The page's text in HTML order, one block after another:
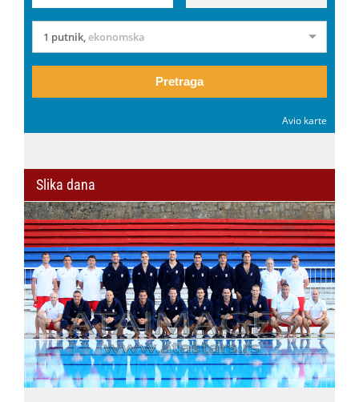
1 putnik,ekonomska
Pretraga
Avio karte
Slika dana